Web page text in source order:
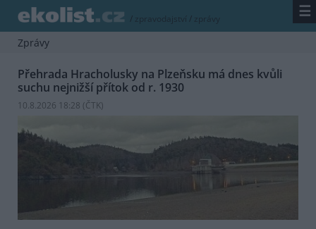
/ zpravodajství / zprávy ☰
Zprávy
Přehrada Hracholusky na Plzeňsku má dnes kvůli
suchu nejnižší přítok od r. 1930
10.8.2026 18:28 (ČTK)